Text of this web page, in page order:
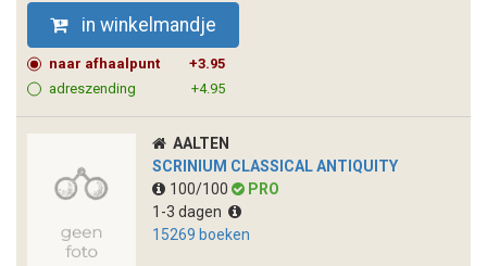
in winkelmandje
naar afhaalpunt
+3.95
adreszending
+4.95
AALTEN
SCRINIUM CLASSICAL ANTIQUITY
100/100
PRO
1-3 dagen
15269 boeken